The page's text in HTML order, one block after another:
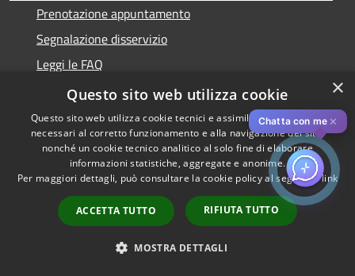
Prenotazione appuntamento
Segnalazione disservizio
Leggi le FAQ
Richiesta assistenza
Attuazione Misure PNRR
Amministrazione trasparente
Informativa privacy
Chatta con me ✕
×
Questo sito web utilizza cookie
Questo sito web utilizza cookie tecnici e assimilati strettamente
necessari al corretto funzionamento e alla navigazione del sito,
nonché un cookie tecnico analitico al solo fine di elaborare
informazioni statistiche, aggregate e anonime.
Per maggiori dettagli, può consultare la cookie policy al seguentelink
ACCETTA TUTTO RIFIUTA TUTTO
MOSTRA DETTAGLI